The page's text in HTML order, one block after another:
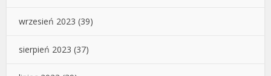
wrzesień 2023 (39)
sierpień 2023 (37)